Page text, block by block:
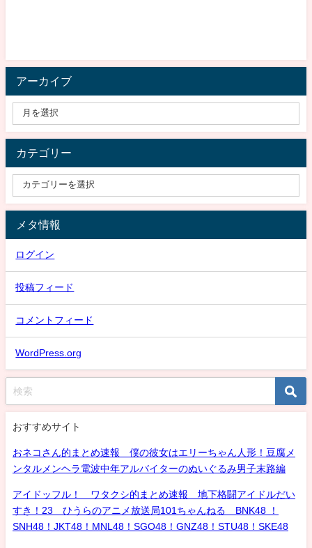
アーカイブ
カテゴリー
メタ情報
ログイン
投稿フィード
コメントフィード
WordPress.org
おすすめサイト
おネコさん的まとめ速報 僕の彼女はエリーちゃん人形！豆腐メ
ンタルメンヘラ電波中年アルバイターのぬいぐるみ男子末路編
アイドッフル！ ワタクシ的まとめ速報 地下格闘アイドルだい
すき！23 ひうらのアニメ放送局101ちゃんねる BNK48 ！
SNH48！JKT48！MNL48！SGO48！GNZ48！STU48！SKE48